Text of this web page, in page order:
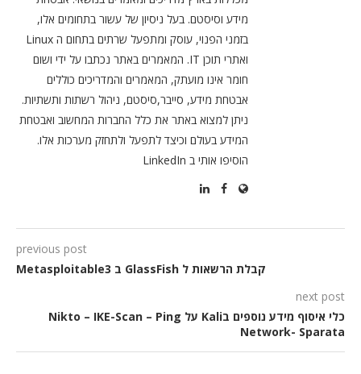
מידע וסיסטם. בעל ניסיון של עשור בתחומים אלו,
בזמני הפנוי, עוסק ומתפעל שרתים בתחום ה Linux
ואתרי תוכן IT. המאמרים באתר נכתבו על ידי ושום
חומר אינו מועתק, המאמרים והמדריכים כוללים
אבטחת מידע, סייבר,סיסטם, ניהול רשתות ותשתיות.
ניתן למצוא באתר את כלל החברות המחשוב ואבטחת
המידע בעולם וכיצד לתפעל ולתחזק מערכות אלו.
הוסיפו אותי ב LinkedIn
previous post
קבלת הרשאות ל GlassFish ב Metasploitable3
next post
כלי איסוף מידע נוספים בKali על Nikto – IKE-Scan – Ping
Network- Sparata